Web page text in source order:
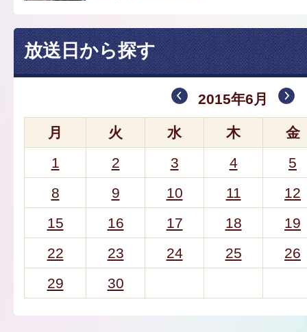
放送日から探す
2015年6月
月 火 水 木
金
1
2 3 4
5
8
9 10 11
12
15
16 17 18
19
22
23 24 25
26
29
30